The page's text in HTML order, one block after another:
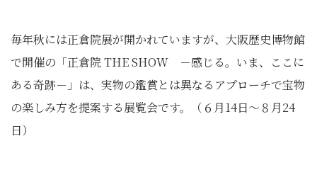
毎年秋には正倉院展が開かれていますが、大阪歴史博物館
で開催の「正倉院 THE SHOW －感じる。いま、ここに
ある奇跡－」は、実物の鑑賞とは異なるアプローチで宝物
の楽しみ方を提案する展覧会です。（６月14日～８月24
日）